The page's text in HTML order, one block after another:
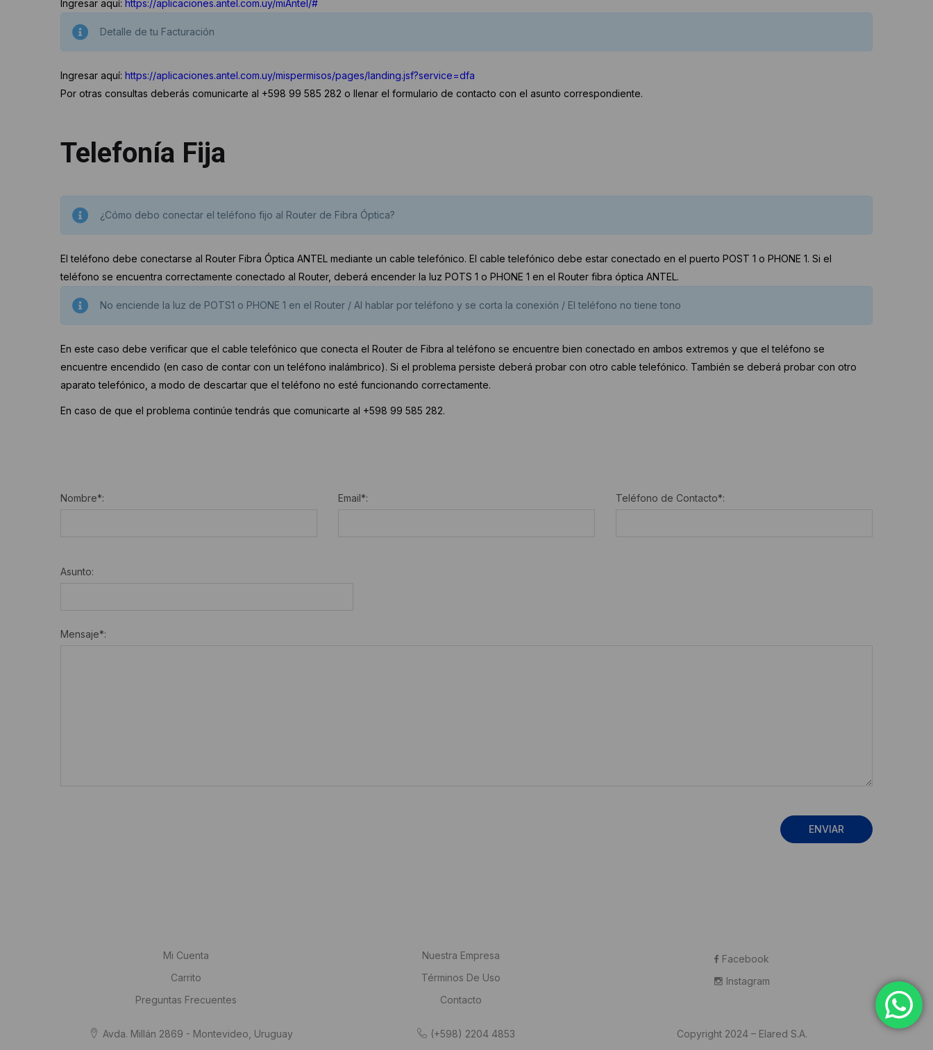
Ingresar aquí: https://aplicaciones.antel.com.uy/miAntel/#
Detalle de tu Facturación
Ingresar aquí: https://aplicaciones.antel.com.uy/mispermisos/pages/landing.jsf?service=dfa
Por otras consultas deberás comunicarte al +598 99 585 282 o llenar el formulario de contacto con el asunto correspondiente.
Telefonía Fija
¿Cómo debo conectar el teléfono fijo al Router de Fibra Óptica?
El teléfono debe conectarse al Router Fibra Óptica ANTEL mediante un cable telefónico. El cable telefónico debe estar conectado en el puerto POST 1 o PHONE 1. Si el
teléfono se encuentra correctamente conectado al Router, deberá encender la luz POTS 1 o PHONE 1 en el Router fibra óptica ANTEL.
No enciende la luz de POTS1 o PHONE 1 en el Router / Al hablar por teléfono y se corta la conexión / El teléfono no tiene tono
En este caso debe verificar que el cable telefónico que conecta el Router de Fibra al teléfono se encuentre bien conectado en ambos extremos y que el teléfono se
encuentre encendido (en caso de contar con un teléfono inalámbrico). Si el problema persiste deberá probar con otro cable telefónico. También se deberá probar con otro
aparato telefónico, a modo de descartar que el teléfono no esté funcionando correctamente.
En caso de que el problema continúe tendrás que comunicarte al +598 99 585 282.
Nombre*: Email*: Teléfono de Contacto*:
Asunto:
Mensaje*:
Mi Cuenta
Carrito
Preguntas Frecuentes
Nuestra Empresa
Términos De Uso
Contacto
Facebook
Instagram
Avda. Millán 2869 - Montevideo, Uruguay (+598) 2204 4853 Copyright 2024 – Elared S.A.